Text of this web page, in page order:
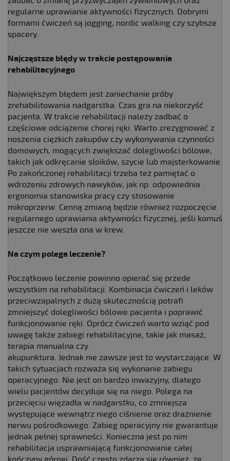
regularne uprawianie aktywności fizycznych. Dobrymi
formami ćwiczeń są jogging, nordic walking czy szybsze
spacery.
Najczęstsze błędy w trakcie postępowania
rehabilitacyjnego
Największym błędem jest zaniechanie próby
zrehabilitowania nadgarstka. Czas gra na niekorzyść
pacjenta. W trakcie rehabilitacji należy zadbać o
częściowe odciążenie chorej ręki. Warto zrezygnować z
noszenia ciężkich zakupów czy wykonywania czynności
domowych, mogących zwiększać dolegliwości bólowe,
takich jak odkręcanie słoików, szycie lub majsterkowanie.
Po zakończonej rehabilitacji trzeba też pamiętać o
wdrożeniu zdrowych nawyków, jak np. odpowiednia
ergonomia stanowiska pracy czy stosowanie
mikroprzerw. Cenną zmianą będzie również rozpoczęcie
regularnego uprawiania aktywności fizycznej, jeśli komuś
jeszcze nie weszła ona w krew.
Na czym polega leczenie?
Początkowo leczenie powinno opierać się przede
wszystkim na rehabilitacji. Kombinacja ćwiczeń i leków
przeciwzapalnych z dużą skutecznością potrafi
zmniejszyć dolegliwości bólowe pacjenta i poprawić
funkcjonowanie ręki. Oprócz ćwiczeń warto wziąć pod
uwagę także zabiegi rehabilitacyjne, takie jak masaż,
terapia manualna czy
akupunktura. Jednak nie zawsze jest to wystarczające. W
takich sytuacjach rozważa się wykonanie zabiegu
operacyjnego. Nie jest on bardzo inwazyjny, dlatego
wielu pacjentów decyduje się na niego. Polega na
przecięciu więzadła w nadgarstku, co zmniejsza
występujące wewnątrz niego ciśnienie oraz drażnienie
nerwu pośrodkowego. Zabieg operacyjny nie gwarantuje
jednak pełnej sprawności. Konieczna jest po nim
rehabilitacja usprawniającą funkcjonowanie całej